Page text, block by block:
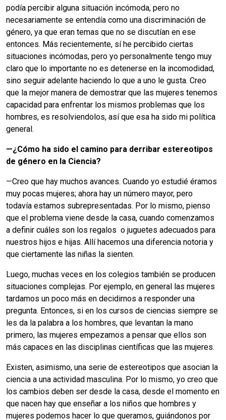
podía percibir alguna situación incómoda, pero no
necesariamente se entendía como una discriminación de
género, ya que eran temas que no se discutían en ese
entonces. Más recientemente, sí he percibido ciertas
situaciones incómodas, pero yo personalmente tengo muy
claro que lo importante no es detenerse en la incomodidad,
sino seguir adelante haciendo lo que a uno le gusta. Creo
que la mejor manera de demostrar que las mujeres tenemos
capacidad para enfrentar los mismos problemas que los
hombres, es resolviendolos, así que esa ha sido mi política
general.
—¿Cómo ha sido el camino para derribar estereotipos
de género en la Ciencia?
—Creo que hay muchos avances. Cuando yo estudié éramos
muy pocas mujeres; ahora hay un número mayor, pero
todavía estamos subrepresentadas. Por lo mismo, pienso
que el problema viene desde la casa, cuando comenzamos
a definir cuáles son los regalos o juguetes adecuados para
nuestros hijos e hijas. Allí hacemos una diferencia notoria y
que ciertamente las niñas la sienten.
Luego, muchas veces en los colegios también se producen
situaciones complejas. Por ejemplo, en general las mujeres
tardamos un poco más en decidirnos a responder una
pregunta. Entonces, si en los cursos de ciencias siempre se
les da la palabra a los hombres, que levantan la mano
primero, las mujeres empezamos a pensar que ellos son
más capaces en las disciplinas científicas que las mujeres.
Existen, asimismo, una serie de estereotipos que asocian la
ciencia a una actividad masculina. Por lo mismo, yo creo que
los cambios deben ser desde la casa, desde el momento en
que nacen hay que enseñar a los niños que hombres y
mujeres podemos hacer lo que queramos, guiándonos por